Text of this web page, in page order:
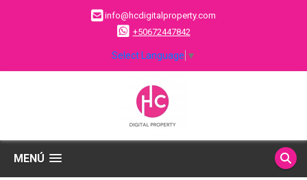
info@hcdigitalproperty.com
+50672447842
Select Language ▼
MENÚ